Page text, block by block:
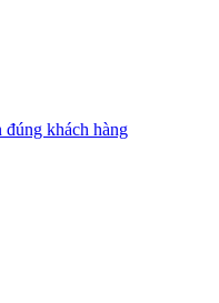
đúng khách hàng